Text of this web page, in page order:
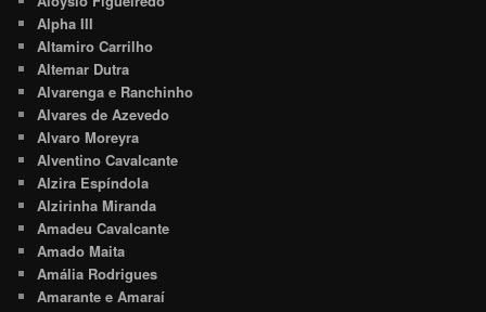
Alpha III
Altamiro Carrilho
Altemar Dutra
Alvarenga e Ranchinho
Alvares de Azevedo
Alvaro Moreyra
Alventino Cavalcante
Alzira Espíndola
Alzirinha Miranda
Amadeu Cavalcante
Amado Maita
Amália Rodrigues
Amarante e Amaraí